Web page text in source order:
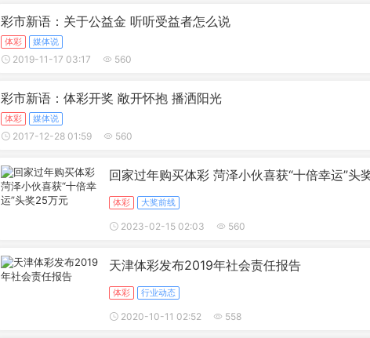
彩市新语：关于公益金 听听受益者怎么说
体彩 媒体说
2019-11-17 03:17 560
彩市新语：体彩开奖 敞开怀抱 播洒阳光
体彩 媒体说
2017-12-28 01:59 560
回家过年购买体彩 菏泽小伙喜获“十倍幸运”头
体彩 大奖前线
2023-02-15 02:03 560
天津体彩发布2019年社会责任报告
体彩 行业动态
2020-10-11 02:52 558